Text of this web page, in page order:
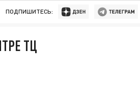
ПОДПИШИТЕСЬ:
ТЦ